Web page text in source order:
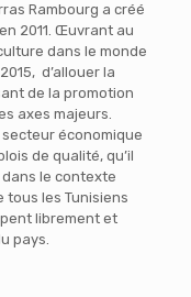
Rambourg a créé
2011. Œuvrant au
dans le monde
d’allouer la
de la promotion
axes majeurs.
économique
de qualité, qu’il
le contexte
tous les Tunisiens
librement et
pays.